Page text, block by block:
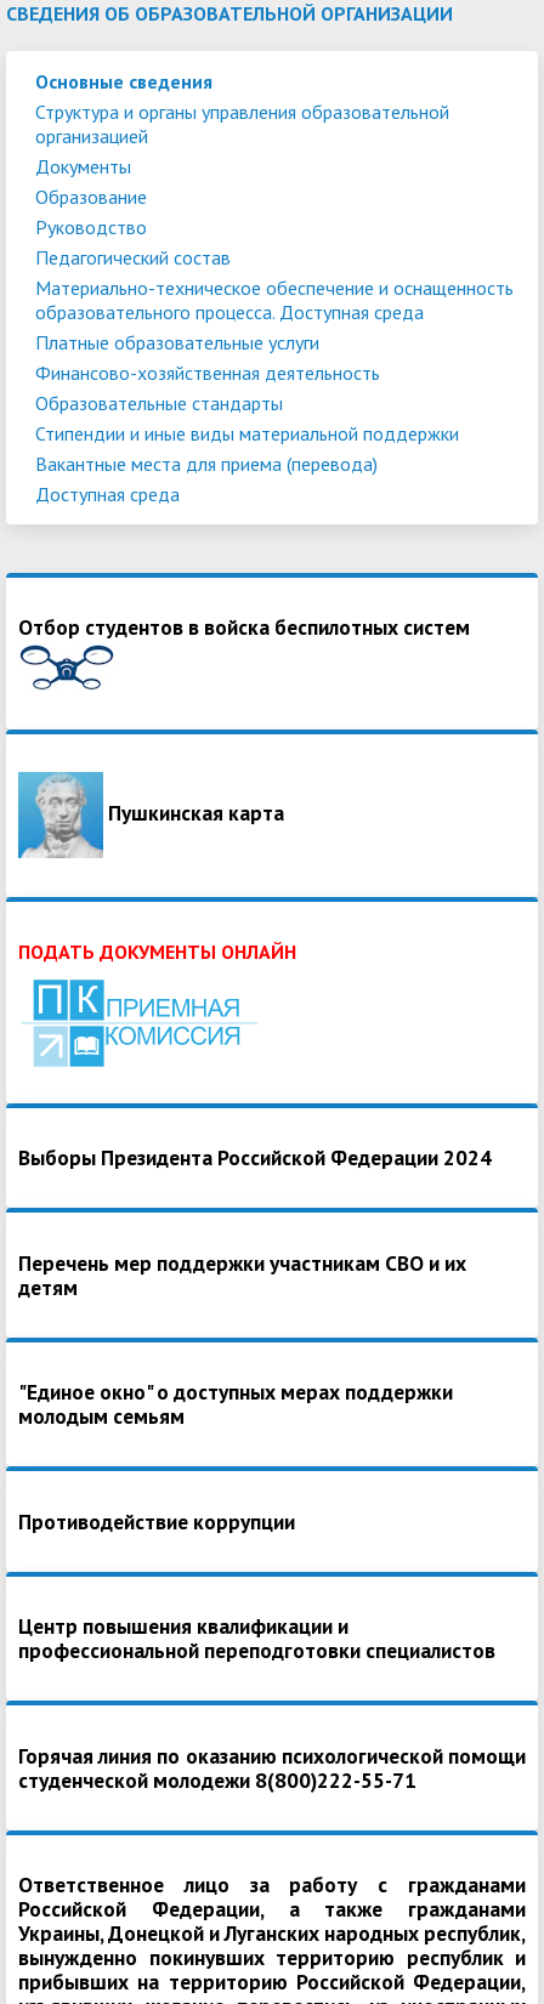
СВЕДЕНИЯ ОБ ОБРАЗОВАТЕЛЬНОЙ ОРГАНИЗАЦИИ
Основные сведения
Структура и органы управления образовательной
организацией
Документы
Образование
Руководство
Педагогический состав
Материально-техническое обеспечение и оснащенность
образовательного процесса. Доступная среда
Платные образовательные услуги
Финансово-хозяйственная деятельность
Образовательные стандарты
Стипендии и иные виды материальной поддержки
Вакантные места для приема (перевода)
Доступная среда
Отбор студентов в войска беспилотных систем
Пушкинская карта
ПОДАТЬ ДОКУМЕНТЫ ОНЛАЙН
Выборы Президента Российской Федерации 2024
Перечень мер поддержки участникам СВО и их
детям
"Единое окно" о доступных мерах поддержки
молодым семьям
Противодействие коррупции
Центр повышения квалификации и
профессиональной переподготовки специалистов
Горячая линия по оказанию психологической помощи
студенческой молодежи 8(800)222-55-71
Ответственное лицо за работу с гражданами
Российской Федерации, а также гражданами
Украины, Донецкой и Луганских народных республик,
вынужденно покинувших территорию республик и
прибывших на территорию Российской Федерации,